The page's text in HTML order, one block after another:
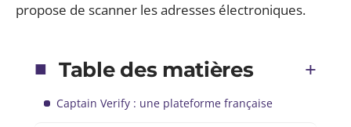
propose de scanner les adresses électroniques.
Table des matières
Captain Verify : une plateforme française